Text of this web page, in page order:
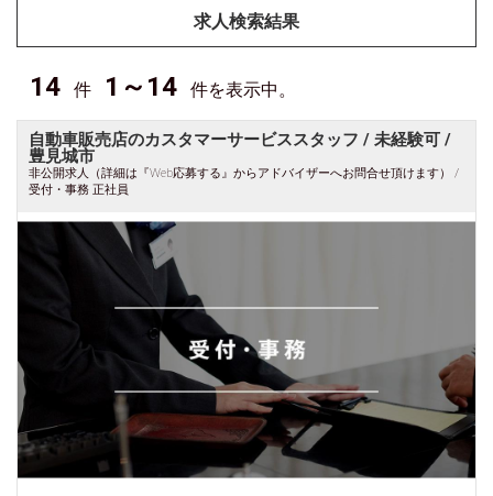
求人検索結果
14 件 1～14 件を表示中。
自動車販売店のカスタマーサービススタッフ / 未経験可 /
豊見城市
非公開求人（詳細は『Web応募する』からアドバイザーへお問合せ頂けます） /
受付・事務 正社員